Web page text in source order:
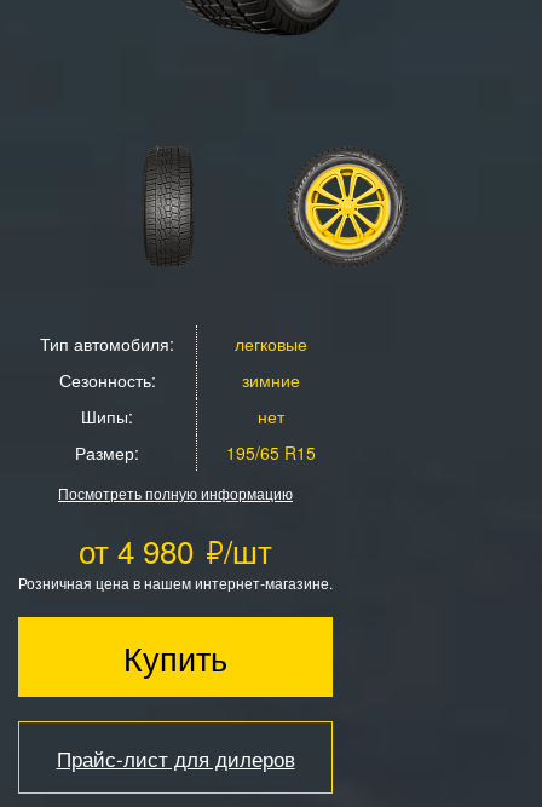
Тип автомобиля:
легковые
Сезонность:
зимние
Шипы:
нет
Размер:
195/65 R15
Посмотреть полную информацию
от 4 980 /шт
Розничная цена в нашем интернет-магазине.
Купить
Прайс-лист для дилеров